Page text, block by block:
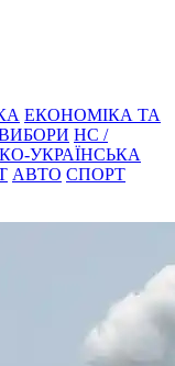
ЕКОНОМІКА ТА
НС /
УКРАЇНСЬКА
АВТО СПОРТ